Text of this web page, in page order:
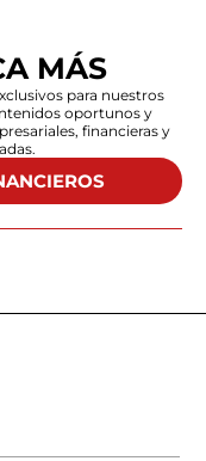
MÁS
para nuestros
oportunos y
financieras y